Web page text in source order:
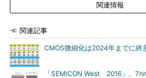
関連情報
関連記事
CMOS微細化は2024年までに終
「SEMICON West 2016」、